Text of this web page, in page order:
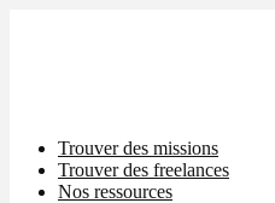
Trouver des missions
Trouver des freelances
Nos ressources